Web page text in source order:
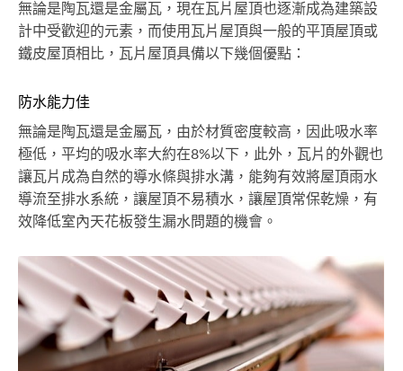
無論是陶瓦還是金屬瓦，現在瓦片屋頂也逐漸成為建築設
計中受歡迎的元素，而使用瓦片屋頂與一般的平頂屋頂或
鐵皮屋頂相比，瓦片屋頂具備以下幾個優點：
防水能力佳
無論是陶瓦還是金屬瓦，由於材質密度較高，因此吸水率
極低，平均的吸水率大約在8%以下，此外，瓦片的外觀也
讓瓦片成為自然的導水條與排水溝，能夠有效將屋頂雨水
導流至排水系統，讓屋頂不易積水，讓屋頂常保乾燥，有
效降低室內天花板發生漏水問題的機會。